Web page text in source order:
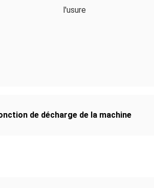
l'usure
de décharge de la machine